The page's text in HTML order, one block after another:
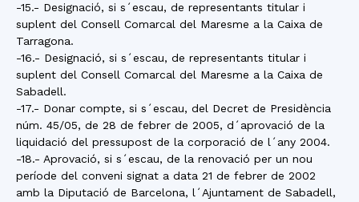
-15.- Designació, si s´escau, de representants titular i
suplent del Consell Comarcal del Maresme a la Caixa de
Tarragona.
-16.- Designació, si s´escau, de representants titular i
suplent del Consell Comarcal del Maresme a la Caixa de
Sabadell.
-17.- Donar compte, si s´escau, del Decret de Presidència
núm. 45/05, de 28 de febrer de 2005, d´aprovació de la
liquidació del pressupost de la corporació de l´any 2004.
-18.- Aprovació, si s´escau, de la renovació per un nou
període del conveni signat a data 21 de febrer de 2002
amb la Diputació de Barcelona, l´Ajuntament de Sabadell,